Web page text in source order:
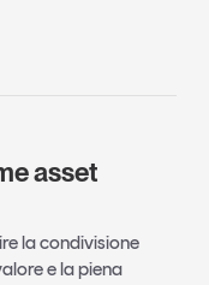
asset
la condivisione
e la piena